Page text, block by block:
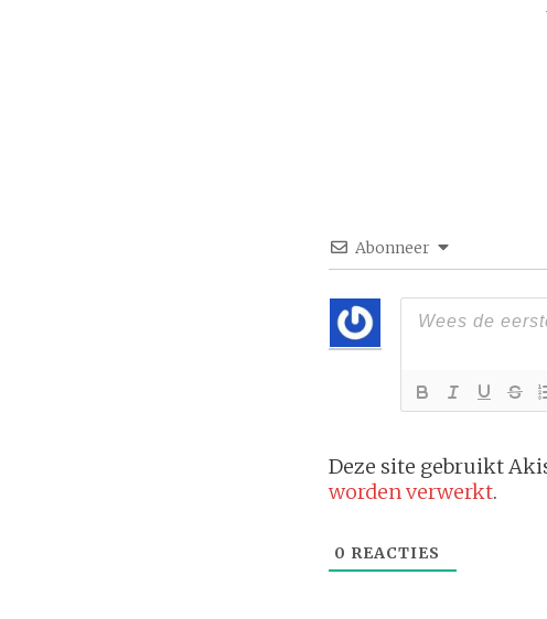
Abonneer
Deze site gebruikt
worden verwerkt.
0 REACTIES